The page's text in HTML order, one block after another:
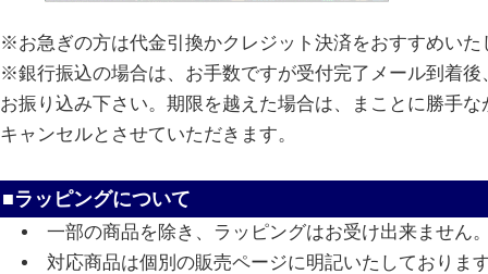
※お急ぎの方は代金引換かクレジット決済をおすすめいた
※銀行振込の場合は、お手数ですが受付完了メール到着後
お振り込み下さい。期限を越えた場合は、まことに勝手な
キャンセルとさせていただきます。
■ラッピングについて
一部の商品を除き、ラッピングはお受け出来ません
対応商品は個別の販売ページに明記いたしておりま